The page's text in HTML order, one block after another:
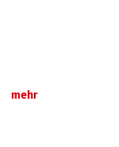
mehr